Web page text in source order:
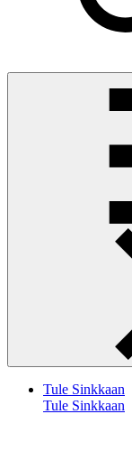
Tule Sinkkaan
Tule Sinkkaan